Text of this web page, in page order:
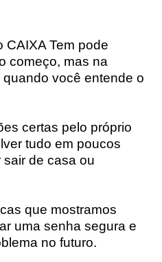
CAIXA Tem pode
começo, mas na
você entende o
certas pelo próprio
tudo em poucos
sair de casa ou
que mostramos
uma senha segura e
no futuro.